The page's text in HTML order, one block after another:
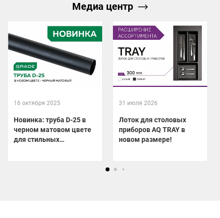
Медиа центр
16 октября 2025
Новинка: труба D-25 в
черном матовом цвете
для стильных
31 июля 2026
Лоток для столовых
приборов AQ TRAY в
новом размере!